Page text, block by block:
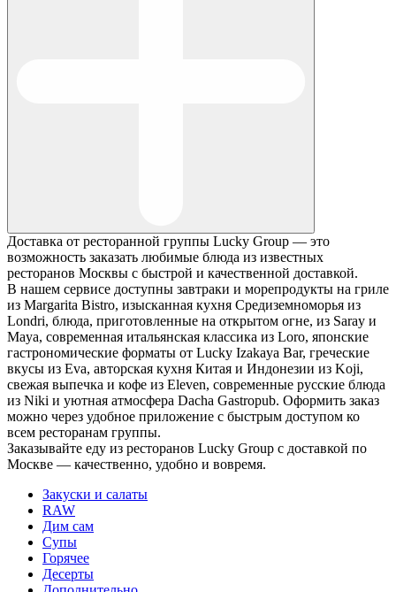
Доставка от ресторанной группы Lucky Group — это
возможность заказать любимые блюда из известных
ресторанов Москвы с быстрой и качественной доставкой.
В нашем сервисе доступны завтраки и морепродукты на гриле
из Margarita Bistro, изысканная кухня Средиземноморья из
Londri, блюда, приготовленные на открытом огне, из Saray и
Maya, современная итальянская классика из Loro, японские
гастрономические форматы от Lucky Izakaya Bar, греческие
вкусы из Eva, авторская кухня Китая и Индонезии из Koji,
свежая выпечка и кофе из Eleven, современные русские блюда
из Niki и уютная атмосфера Dacha Gastropub. Оформить заказ
можно через удобное приложение с быстрым доступом ко
всем ресторанам группы.
Заказывайте еду из ресторанов Lucky Group с доставкой по
Москве — качественно, удобно и вовремя.
Закуски и салаты
RAW
Дим сам
Супы
Горячее
Десерты